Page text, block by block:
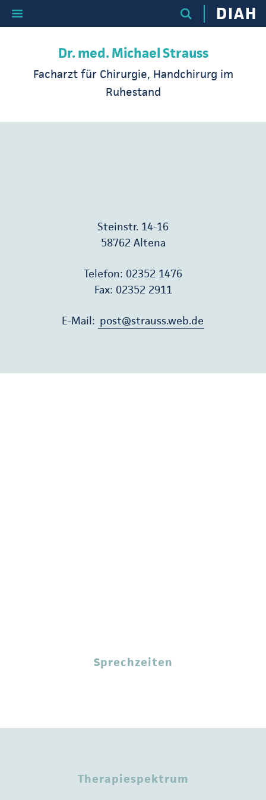
DIAH
Dr. med. Michael Strauss
Facharzt für Chirurgie, Handchirurg im
Ruhestand
Steinstr. 14-16
58762 Altena
Telefon: 02352 1476
Fax: 02352 2911
E-Mail: post@strauss.web.de
Sprechzeiten
Therapiespektrum